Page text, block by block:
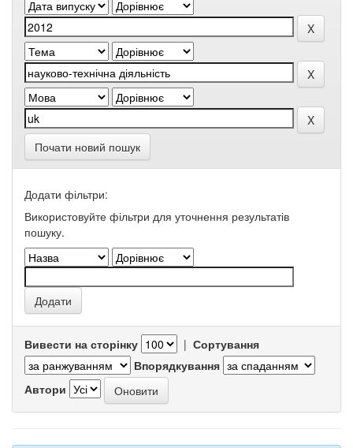
Почати новий пошук
Додати фільтри:
Використовуйте фільтри для уточнення результатів
пошуку.
Вивести на сторінку | Сортування
Впорядкування
Автори